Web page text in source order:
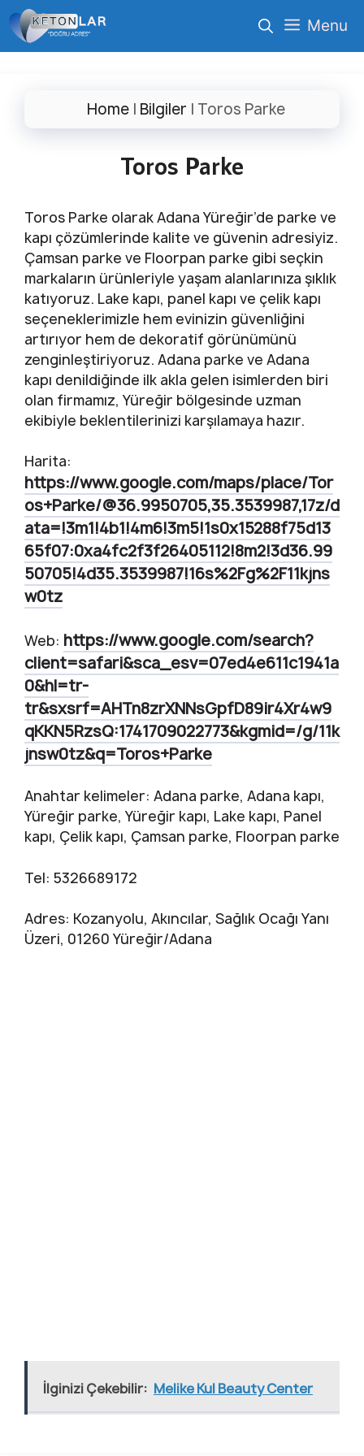
İçeriğe
atla
Menu
Home | Bilgiler | Toros Parke
Toros Parke
Toros Parke olarak Adana Yüreğir’de parke ve
kapı çözümlerinde kalite ve güvenin adresiyiz.
Çamsan parke ve Floorpan parke gibi seçkin
markaların ürünleriyle yaşam alanlarınıza şıklık
katıyoruz. Lake kapı, panel kapı ve çelik kapı
seçeneklerimizle hem evinizin güvenliğini
artırıyor hem de dekoratif görünümünü
zenginleştiriyoruz. Adana parke ve Adana
kapı denildiğinde ilk akla gelen isimlerden biri
olan firmamız, Yüreğir bölgesinde uzman
ekibiyle beklentilerinizi karşılamaya hazır.
Harita:
https://www.google.com/maps/place/Tor
os+Parke/@36.9950705,35.3539987,17z/d
ata=!3m1!4b1!4m6!3m5!1s0x15288f75d13
65f07:0xa4fc2f3f26405112!8m2!3d36.99
50705!4d35.3539987!16s%2Fg%2F11kjns
w0tz
Web: https://www.google.com/search?
client=safari&sca_esv=07ed4e611c1941a
0&hl=tr-
tr&sxsrf=AHTn8zrXNNsGpfD89ir4Xr4w9
qKKN5RzsQ:1741709022773&kgmid=/g/11k
jnsw0tz&q=Toros+Parke
Anahtar kelimeler: Adana parke, Adana kapı,
Yüreğir parke, Yüreğir kapı, Lake kapı, Panel
kapı, Çelik kapı, Çamsan parke, Floorpan parke
Tel: 5326689172
Adres: Kozanyolu, Akıncılar, Sağlık Ocağı Yanı
Üzeri, 01260 Yüreğir/Adana
İlginizi Çekebilir: Melike Kul Beauty Center